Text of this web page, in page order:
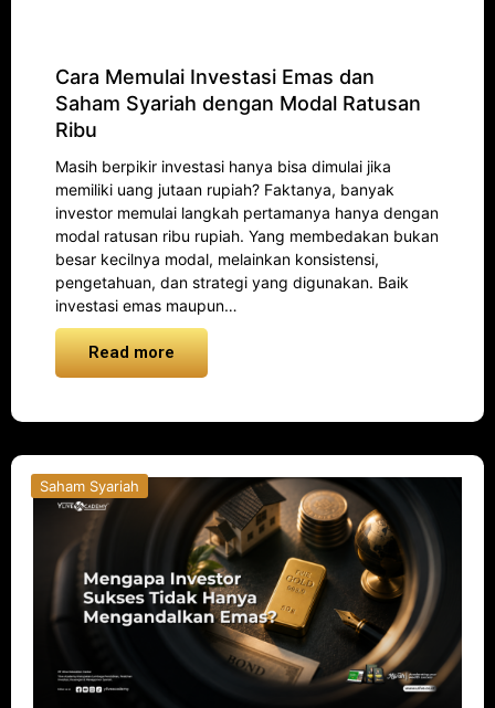
Cara Memulai Investasi Emas dan
Saham Syariah dengan Modal Ratusan
Ribu
Masih berpikir investasi hanya bisa dimulai jika
memiliki uang jutaan rupiah? Faktanya, banyak
investor memulai langkah pertamanya hanya dengan
modal ratusan ribu rupiah. Yang membedakan bukan
besar kecilnya modal, melainkan konsistensi,
pengetahuan, dan strategi yang digunakan. Baik
investasi emas maupun…
Read more
Saham Syariah